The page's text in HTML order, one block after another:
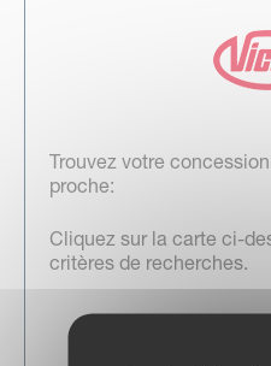
Trouvez votre
proche:
Cliquez sur la carte ci-
critères de recherches.